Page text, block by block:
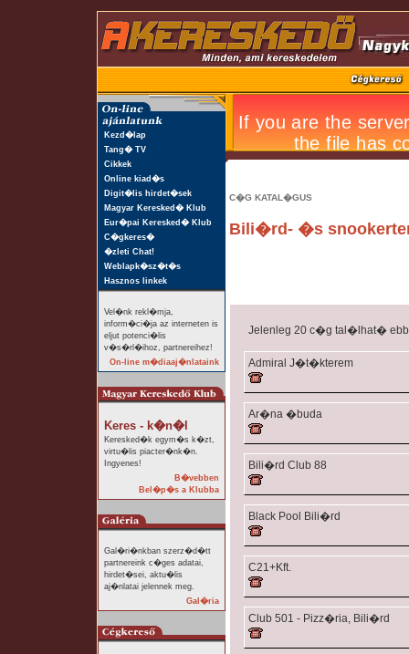
Kezd�lap
Tang� TV
Cikkek
Online kiad�s
Digit�lis hirdet�sek
Magyar Keresked� Klub
Eur�pai Keresked� Klub
C�gkeres�
�zleti Chat!
Weblapk�sz�t�s
Hasznos linkek
Vel�nk rekl�mja,
inform�ci�ja az interneten is
eljut potenci�lis
v�s�rl�ihoz, partnereihez!
On-line m�diaaj�nlataink
Keres - k�n�l
Keresked�k egym�s k�zt,
virtu�lis piacter�nk�n.
Ingyenes!
B�vebben
Bel�p�s a Klubba
Gal�ri�nkban szerz�d�tt
partnereink c�ges adatai,
hirdet�sei, aktu�lis
aj�nlatai jelennek meg.
Gal�ria
C�G KATAL�GUS
Bili�rd- �s
Jelenleg 20 c�g tal�lhat�
Admiral J�t�kterem
Ar�na �buda
Bili�rd Club 88
Black Pool Bili�rd
C21+Kft.
Club 501 - Pizz�ria, Bili�rd